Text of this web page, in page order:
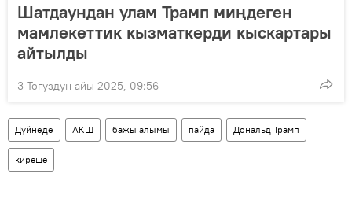
Шатдаундан улам Трамп миңдеген
мамлекеттик кызматкерди кыскартары
айтылды
3 Тогуздун айы 2025, 09:56
Дүйнөдө АКШ бажы алымы пайда Дональд Трамп
киреше